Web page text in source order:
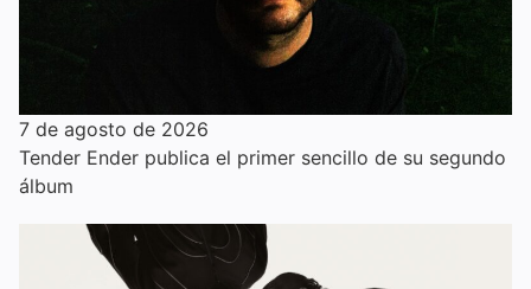
7 de agosto de 2026
Tender Ender publica el primer sencillo de su segundo
álbum